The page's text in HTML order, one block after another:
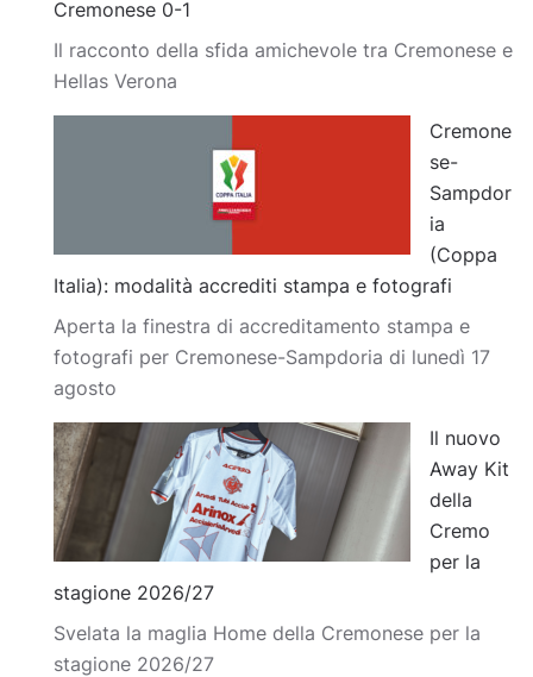
Cremonese 0-1
Il racconto della sfida amichevole tra Cremonese e
Hellas Verona
Cremone
se-
Sampdor
ia
(Coppa
Italia): modalità accrediti stampa e fotografi
Aperta la finestra di accreditamento stampa e
fotografi per Cremonese-Sampdoria di lunedì 17
agosto
Il nuovo
Away Kit
della
Cremo
per la
stagione 2026/27
Svelata la maglia Home della Cremonese per la
stagione 2026/27